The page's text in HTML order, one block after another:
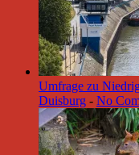
Umfrage zu
Duisburg - No